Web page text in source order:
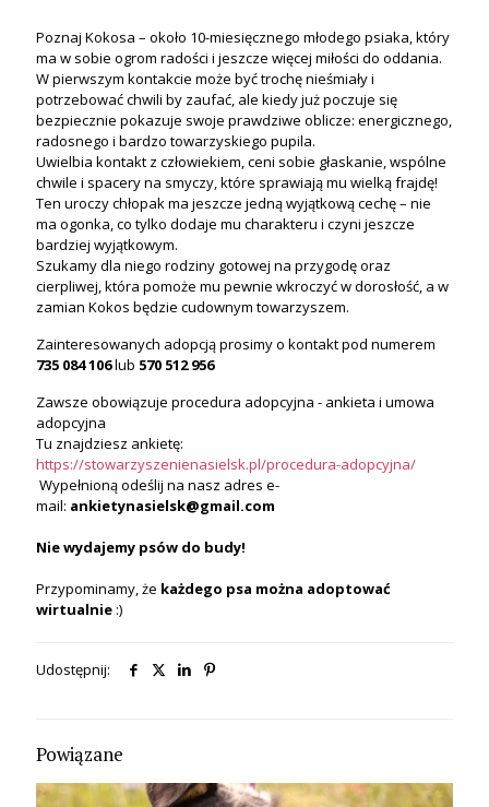
Poznaj Kokosa – około 10-miesięcznego młodego psiaka, który
ma w sobie ogrom radości i jeszcze więcej miłości do oddania.
W pierwszym kontakcie może być trochę nieśmiały i
potrzebować chwili by zaufać, ale kiedy już poczuje się
bezpiecznie pokazuje swoje prawdziwe oblicze: energicznego,
radosnego i bardzo towarzyskiego pupila.
Uwielbia kontakt z człowiekiem, ceni sobie głaskanie, wspólne
chwile i spacery na smyczy, które sprawiają mu wielką frajdę!
Ten uroczy chłopak ma jeszcze jedną wyjątkową cechę – nie
ma ogonka, co tylko dodaje mu charakteru i czyni jeszcze
bardziej wyjątkowym.
Szukamy dla niego rodziny gotowej na przygodę oraz
cierpliwej, która pomoże mu pewnie wkroczyć w dorosłość, a w
zamian Kokos będzie cudownym towarzyszem.
Zainteresowanych adopcją prosimy o kontakt pod numerem
735 084 106lub 570 512 956
Zawsze obowiązuje procedura adopcyjna - ankieta i umowa
adopcyjna
Tu znajdziesz ankietę:
https://stowarzyszenienasielsk.pl/procedura-adopcyjna/
Wypełnioną odeślij na nasz adres e-
mail: ankietynasielsk@gmail.com
Nie wydajemy psów do budy!
Przypominamy, że każdego psa można adoptować
wirtualnie :)
Udostępnij:
Powiązane